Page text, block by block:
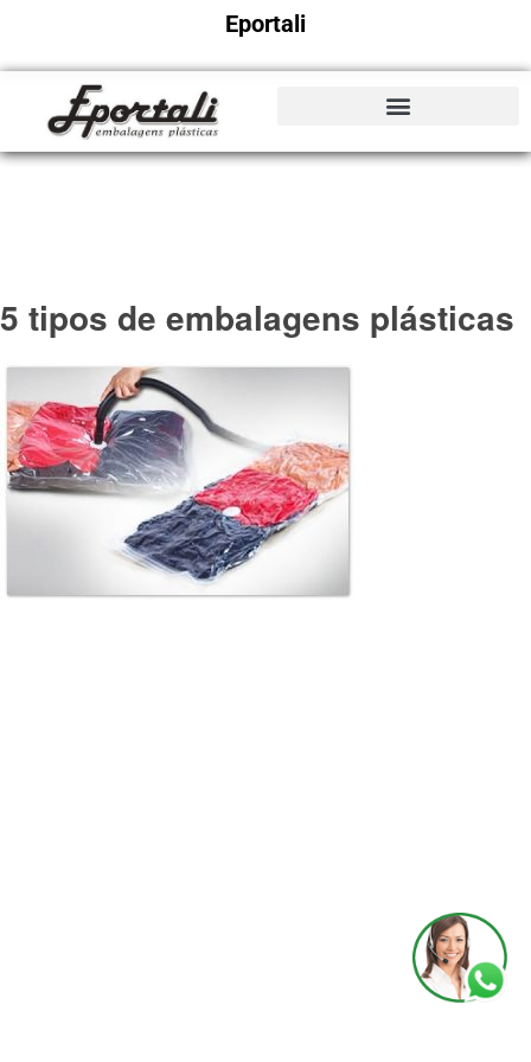
5 tipos de embalagens plásticas
Eportali